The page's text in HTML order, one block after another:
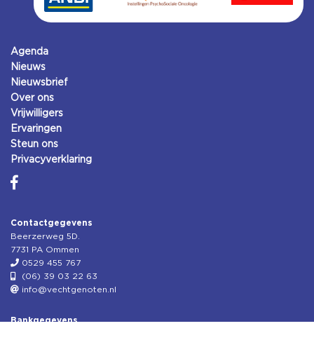
Agenda
Nieuws
Nieuwsbrief
Over ons
Vrijwilligers
Ervaringen
Steun ons
Privacyverklaring
Contactgegevens
Beerzerweg 5D.
7731 PA Ommen
0529 455 767
(06) 39 03 22 63
info@vechtgenoten.nl
Bankgegevens